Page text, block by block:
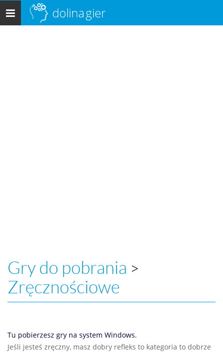
Menu
główne
dolinagier
Gry do pobrania >
Zręcznościowe
Tu pobierzesz gry na system Windows.
Jeśli jesteś zręczny, masz dobry refleks to kategoria to dobrze